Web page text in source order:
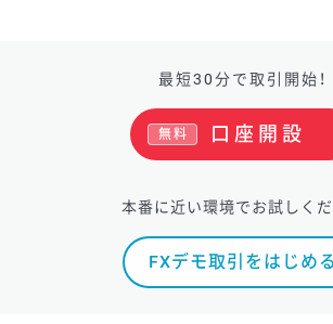
最短30分で取引開始！
口座開設
無料
本番に近い環境でお試しく
FXデモ取引をはじめる